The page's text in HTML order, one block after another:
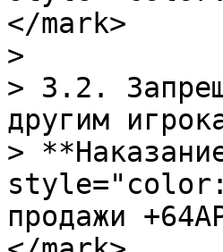
</mark>
>
> 3.2.
другим
>
продажи